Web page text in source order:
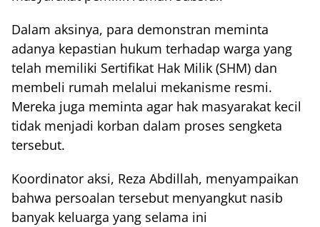
Dalam aksinya, para demonstran meminta
adanya kepastian hukum terhadap warga yang
telah memiliki Sertifikat Hak Milik (SHM) dan
membeli rumah melalui mekanisme resmi.
Mereka juga meminta agar hak masyarakat kecil
tidak menjadi korban dalam proses sengketa
tersebut.
Koordinator aksi, Reza Abdillah, menyampaikan
bahwa persoalan tersebut menyangkut nasib
banyak keluarga yang selama ini